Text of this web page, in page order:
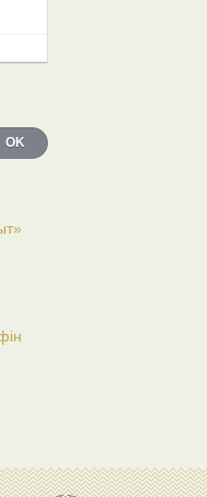
OK